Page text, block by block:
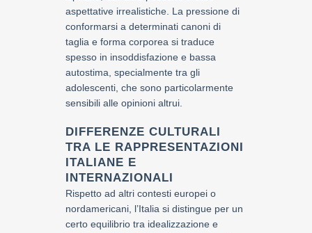
aspettative irrealistiche. La pressione di
conformarsi a determinati canoni di
taglia e forma corporea si traduce
spesso in insoddisfazione e bassa
autostima, specialmente tra gli
adolescenti, che sono particolarmente
sensibili alle opinioni altrui.
DIFFERENZE CULTURALI
TRA LE RAPPRESENTAZIONI
ITALIANE E
INTERNAZIONALI
Rispetto ad altri contesti europei o
nordamericani, l’Italia si distingue per un
certo equilibrio tra idealizzazione e